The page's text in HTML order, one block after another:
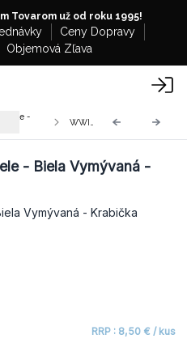
Tovarom už od roku 1995!
Ceny Dopravy
Objemová Zľava
-
- Biela Vymývaná -
RRP : 8,50 € / kus